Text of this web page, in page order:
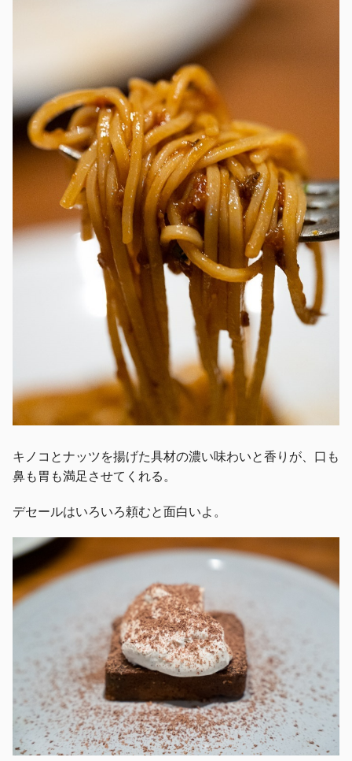
キノコとナッツを揚げた具材の濃い味わいと香りが、口も
鼻も胃も満足させてくれる。
デセールはいろいろ頼むと面白いよ。